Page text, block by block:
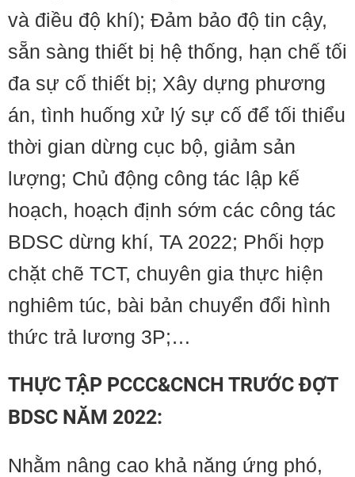
và điều độ khí); Đảm bảo độ tin cậy,
sẵn sàng thiết bị hệ thống, hạn chế tối
đa sự cố thiết bị; Xây dựng phương
án, tình huống xử lý sự cố để tối thiểu
thời gian dừng cục bộ, giảm sản
lượng; Chủ động công tác lập kế
hoạch, hoạch định sớm các công tác
BDSC dừng khí, TA 2022; Phối hợp
chặt chẽ TCT, chuyên gia thực hiện
nghiêm túc, bài bản chuyển đổi hình
thức trả lương 3P;…
THỰC TẬP PCCC&CNCH TRƯỚC ĐỢT
BDSC NĂM 2022:
Nhằm nâng cao khả năng ứng phó,